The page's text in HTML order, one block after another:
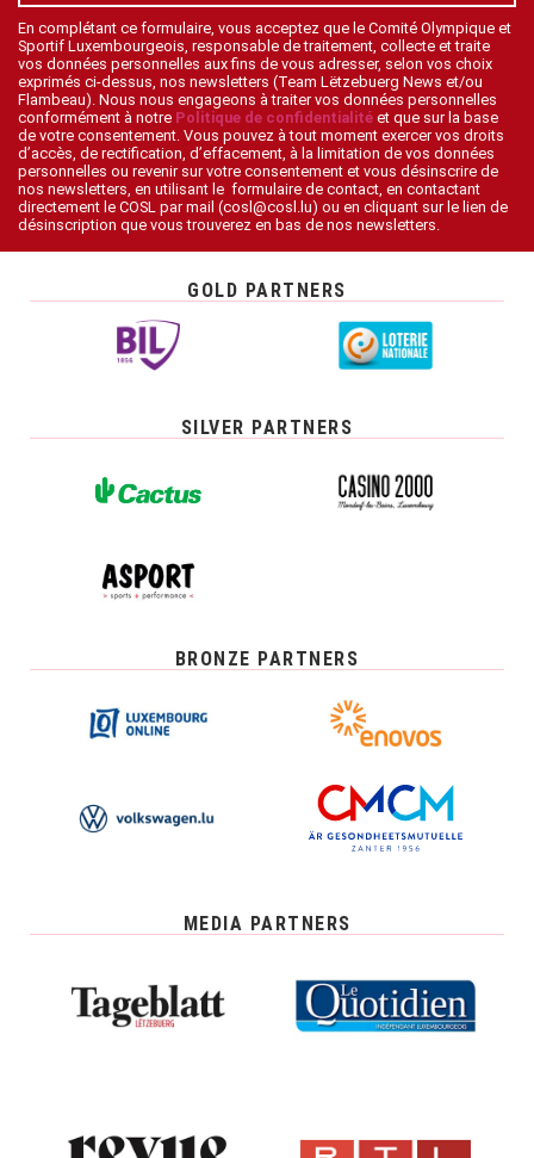
En complétant ce formulaire, vous acceptez que le Comité Olympique et
Sportif Luxembourgeois, responsable de traitement, collecte et traite
vos données personnelles aux fins de vous adresser, selon vos choix
exprimés ci-dessus, nos newsletters (Team Lëtzebuerg News et/ou
Flambeau). Nous nous engageons à traiter vos données personnelles
conformément à notre Politique de confidentialité et que sur la base
de votre consentement. Vous pouvez à tout moment exercer vos droits
d’accès, de rectification, d’effacement, à la limitation de vos données
personnelles ou revenir sur votre consentement et vous désinscrire de
nos newsletters, en utilisant le formulaire de contact, en contactant
directement le COSL par mail (cosl@cosl.lu) ou en cliquant sur le lien de
désinscription que vous trouverez en bas de nos newsletters.
GOLD PARTNERS
SILVER PARTNERS
BRONZE PARTNERS
MEDIA PARTNERS